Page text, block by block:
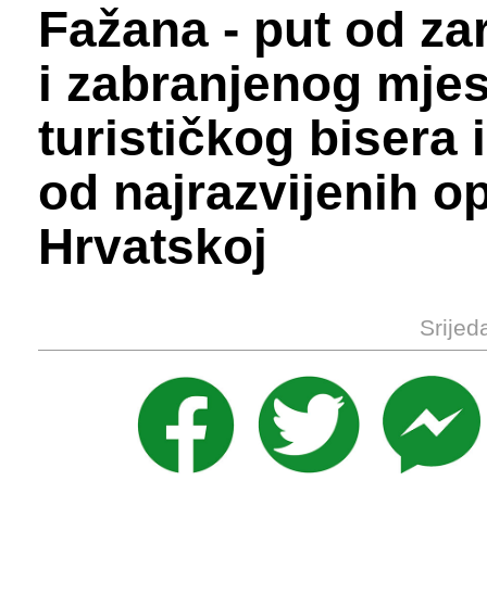
Fažana - put od
i zabranjenog
turističkog bisera
od najrazvijenih
Hrvatskoj